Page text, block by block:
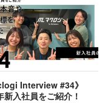
Interview #34》
新入社員をご紹介！